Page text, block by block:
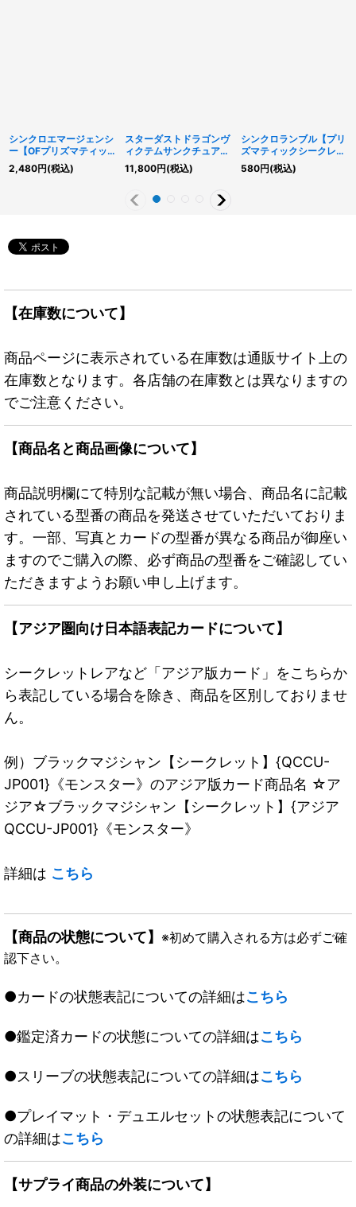
シンクロエマージェンシ
ー【OFプリズマティッ
クシークレット】
{LOCH-JP009}《罠》
2,480円(税込)
スターダストドラゴンヴ
ィクテムサンクチュアリ
【OFプリズマティック
シークレット】{LOCH-
11,800円(税込)
シンクロランブル【プリ
ズマティックシークレッ
ト】{LOCR-JP070}
《魔法》
580円(税込)
【在庫数について】
商品ページに表示されている在庫数は通販サイト上の
在庫数となります。各店舗の在庫数とは異なりますの
でご注意ください。
【商品名と商品画像について】
商品説明欄にて特別な記載が無い場合、商品名に記載
されている型番の商品を発送させていただいておりま
す。一部、写真とカードの型番が異なる商品が御座い
ますのでご購入の際、必ず商品の型番をご確認してい
ただきますようお願い申し上げます。
【アジア圏向け日本語表記カードについて】
シークレットレアなど「アジア版カード」をこちらか
ら表記している場合を除き、商品を区別しておりませ
ん。
例）ブラックマジシャン【シークレット】{QCCU-
JP001}《モンスター》のアジア版カード商品名 ☆ア
ジア☆ブラックマジシャン【シークレット】{アジア
QCCU-JP001}《モンスター》
詳細は こちら
【商品の状態について】 ※初めて購入される方は必ずご確
認下さい。
●カードの状態表記についての詳細はこちら
●鑑定済カードの状態についての詳細はこちら
●スリーブの状態表記についての詳細はこちら
●プレイマット・デュエルセットの状態表記について
の詳細はこちら
【サプライ商品の外装について】